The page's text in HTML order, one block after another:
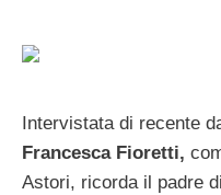
Intervistata di recente
Francesca Fioretti,
Astori, ricorda il padre